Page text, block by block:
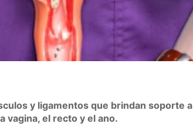
y ligamentos que brindan soporte a
vagina, el recto y el ano.